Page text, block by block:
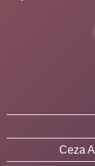
Ceza